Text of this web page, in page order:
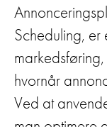
Scheduling, er
hvornår
Ved at